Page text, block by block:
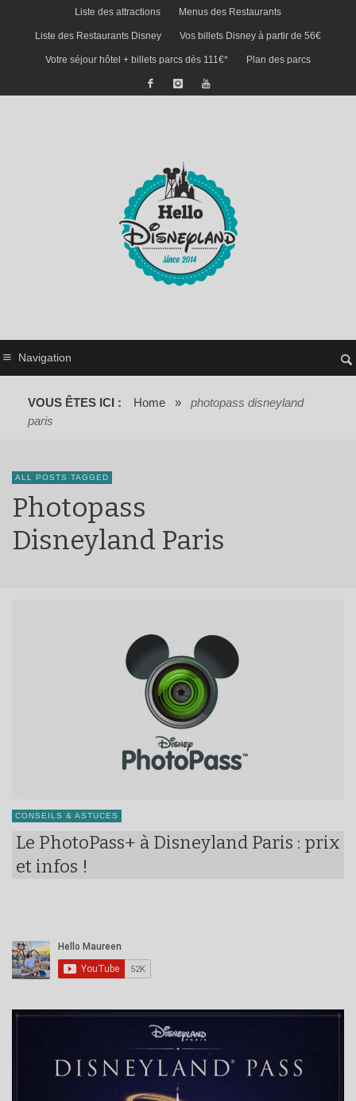
Liste des attractions Menus des Restaurants
Liste des Restaurants Disney Vos billets Disney à partir de 56€
Votre séjour hôtel + billets parcs dès 111€* Plan des parcs
Navigation
VOUS ÊTES ICI : Home »
photopass disneyland
paris
ALL POSTS TAGGED
Photopass
Disneyland Paris
CONSEILS & ASTUCES
Le PhotoPass+ à Disneyland Paris : prix
et infos !